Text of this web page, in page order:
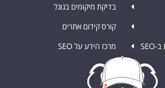
בדיקת מיקומים בגוגל
קורס קידום אתרים
מרכז הידע על SEO